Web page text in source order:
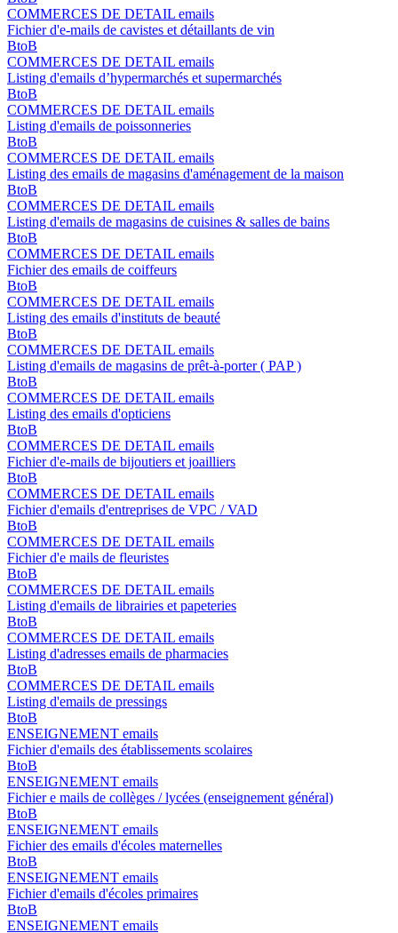
COMMERCES DE DETAIL emails
Fichier d'e-mails de cavistes et détaillants de vin
BtoB
COMMERCES DE DETAIL emails
Listing d'emails d’hypermarchés et supermarchés
BtoB
COMMERCES DE DETAIL emails
Listing d'emails de poissonneries
BtoB
COMMERCES DE DETAIL emails
Listing des emails de magasins d'aménagement de la maison
BtoB
COMMERCES DE DETAIL emails
Listing d'emails de magasins de cuisines & salles de bains
BtoB
COMMERCES DE DETAIL emails
Fichier des emails de coiffeurs
BtoB
COMMERCES DE DETAIL emails
Listing des emails d'instituts de beauté
BtoB
COMMERCES DE DETAIL emails
Listing d'emails de magasins de prêt-à-porter ( PAP )
BtoB
COMMERCES DE DETAIL emails
Listing des emails d'opticiens
BtoB
COMMERCES DE DETAIL emails
Fichier d'e-mails de bijoutiers et joailliers
BtoB
COMMERCES DE DETAIL emails
Fichier d'emails d'entreprises de VPC / VAD
BtoB
COMMERCES DE DETAIL emails
Fichier d'e mails de fleuristes
BtoB
COMMERCES DE DETAIL emails
Listing d'emails de librairies et papeteries
BtoB
COMMERCES DE DETAIL emails
Listing d'adresses emails de pharmacies
BtoB
COMMERCES DE DETAIL emails
Listing d'emails de pressings
BtoB
ENSEIGNEMENT emails
Fichier d'emails des établissements scolaires
BtoB
ENSEIGNEMENT emails
Fichier e mails de collèges / lycées (enseignement général)
BtoB
ENSEIGNEMENT emails
Fichier des emails d'écoles maternelles
BtoB
ENSEIGNEMENT emails
Fichier d'emails d'écoles primaires
BtoB
ENSEIGNEMENT emails